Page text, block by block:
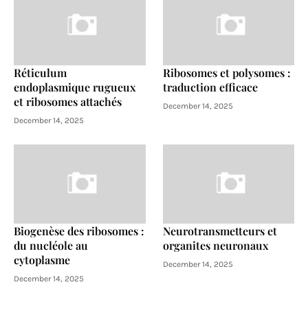
Réticulum
endoplasmique rugueux
et ribosomes attachés
December 14, 2025
Ribosomes et polysomes :
traduction efficace
December 14, 2025
Biogenèse des ribosomes :
du nucléole au
cytoplasme
December 14, 2025
Neurotransmetteurs et
organites neuronaux
December 14, 2025